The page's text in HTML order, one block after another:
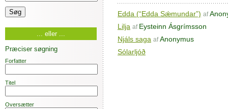
... eller ...
Præciser søgning
Forfatter
Titel
Oversætter
Edda (“Edda Sǽmundar”) af
Lilja af Eysteinn Ásgrímsson
Njáls saga afAnonymus
Sólarljóð